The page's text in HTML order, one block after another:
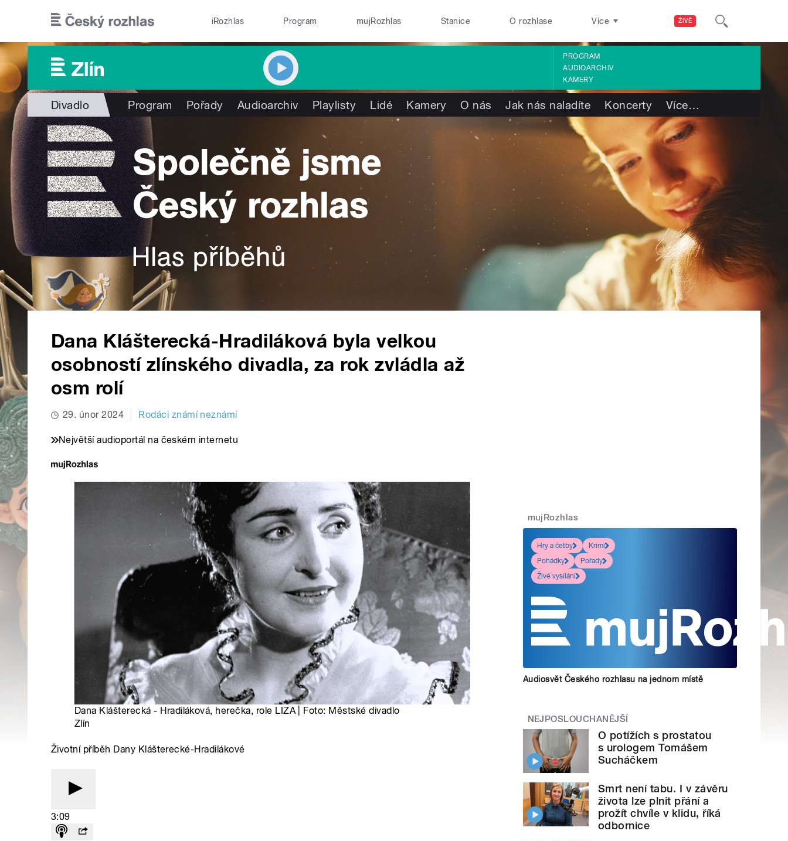
ŽIVĚ
iRozhlas Program mujRozhlas Stanice O rozhlase Více
PROGRAM
AUDIOARCHIV
KAMERY
Divadlo Program Pořady Audioarchiv Playlisty Lidé Kamery O nás Jak nás naladíte Koncerty Více…
Dana Klášterecká-Hradiláková byla velkou
osobností zlínského divadla, za rok zvládla až
osm rolí
29. únor 2024 Rodáci známí neznámí
Největší audioportál na českém internetu
Dana Klášterecká - Hradiláková, herečka, role LIZA | Foto: Městské divadlo
Zlín
Životní příběh Dany Klášterecké-Hradilákové
3:09
mujRozhlas
Hry a četby
Krimi
Pohádky
Pořady
Živé vysílání
Audiosvět Českého rozhlasu na jednom místě
NEJPOSLOUCHANĚJŠÍ
O potížích s prostatou
s urologem Tomášem
Sucháčkem
Smrt není tabu. I v závěru
života lze plnit přání a
prožít chvíle v klidu, říká
odbornice